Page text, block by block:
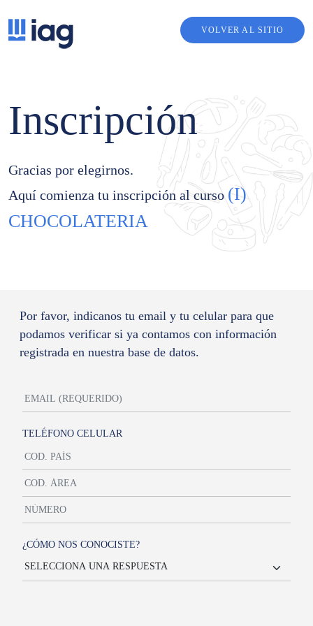
VOLVER AL SITIO
Inscripción
Gracias por elegirnos.
Aquí comienza tu inscripción al curso(I)
CHOCOLATERIA
Por favor, indicanos tu email y tu celular para que
podamos verificar si ya contamos con información
registrada en nuestra base de datos.
TELÉFONO CELULAR
¿CÓMO NOS CONOCISTE?